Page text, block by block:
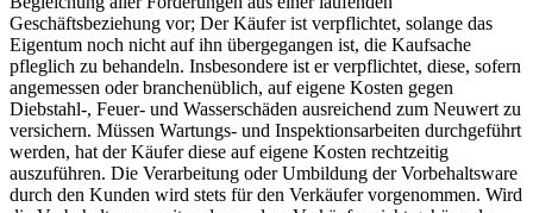
Geschäftsbeziehung vor; Der Käufer ist verpflichtet, solange das
Eigentum noch nicht auf ihn übergegangen ist, die Kaufsache
pfleglich zu behandeln. Insbesondere ist er verpflichtet, diese, sofern
angemessen oder branchenüblich, auf eigene Kosten gegen
Diebstahl-, Feuer- und Wasserschäden ausreichend zum Neuwert zu
versichern. Müssen Wartungs- und Inspektionsarbeiten durchgeführt
werden, hat der Käufer diese auf eigene Kosten rechtzeitig
auszuführen. Die Verarbeitung oder Umbildung der Vorbehaltsware
durch den Kunden wird stets für den Verkäufer vorgenommen. Wird